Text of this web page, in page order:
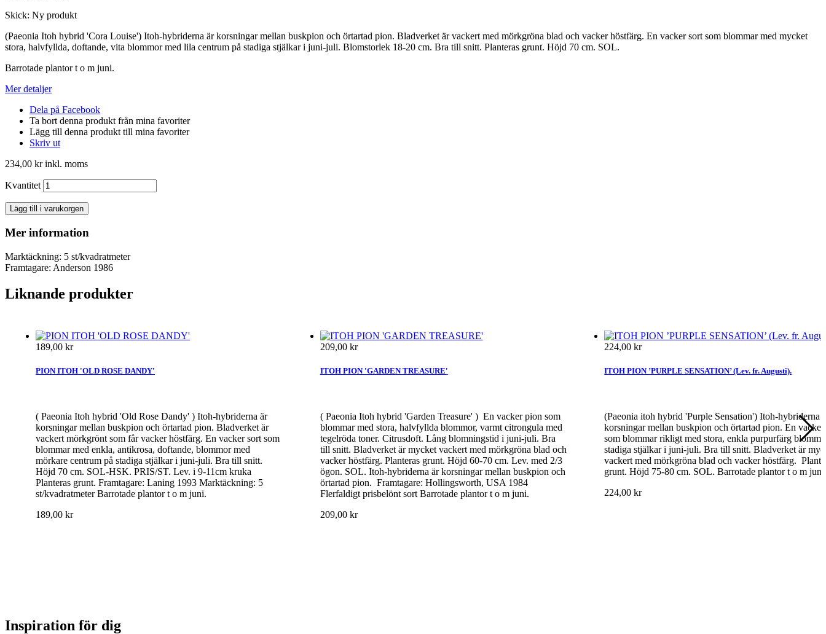
Skick: Ny produkt
(Paeonia Itoh hybrid 'Cora Louise') Itoh-hybriderna är korsningar mellan buskpion och örtartad pion. Bladverket är vackert med mörkgröna blad och vacker höstfärg. En vacker sort som blommar med mycket
stora, halvfyllda, doftande, vita blommor med lila centrum på stadiga stjälkar i juni-juli. Blomstorlek 18-20 cm. Bra till snitt. Planteras grunt. Höjd 70 cm. SOL.
Barrotade plantor t o m juni.
Mer detaljer
Dela på Facebook
Ta bort denna produkt från mina favoriter
Lägg till denna produkt till mina favoriter
Skriv ut
234,00 krinkl. moms
Kvantitet
Lägg till i varukorgen
Mer information
Marktäckning: 5 st/kvadratmeter
Framtagare: Anderson 1986
Liknande produkter
189,00 kr
PION ITOH 'OLD ROSE DANDY'
( Paeonia Itoh hybrid 'Old Rose Dandy' ) Itoh-hybriderna är
korsningar mellan buskpion och örtartad pion. Bladverket är
vackert mörkgrönt som får vacker höstfärg. En vacker sort som
blommar med enkla, antikrosa, doftande, blommor med
mörkare centrum på stadiga stjälkar i juni-juli. Bra till snitt.
Höjd 70 cm. SOL-HSK. PRIS/ST. Lev. i 9-11cm kruka
Planteras grunt. Framtagare: Laning 1993 Marktäckning: 5
st/kvadratmeter Barrotade plantor t o m juni.
189,00 kr
209,00 kr
ITOH PION 'GARDEN TREASURE'
( Paeonia Itoh hybrid 'Garden Treasure' ) En vacker pion som
blommar med stora, halvfyllda blommor, varmt citrongula med
tegelröda toner. Citrusdoft. Lång blomningstid i juni-juli. Bra
till snitt. Bladverket är mycket vackert med mörkgröna blad och
vacker höstfärg. Planteras grunt. Höjd 60-70 cm. Lev. med 2/3
ögon. SOL. Itoh-hybriderna är korsningar mellan buskpion och
örtartad pion. Framtagare: Hollingsworth, USA 1984
Flerfaldigt prisbelönt sort Barrotade plantor t o m juni.
209,00 kr
224,00 kr
ITOH PION ’PURPLE SENSATION’ (Lev. fr. Augusti).
(Paeonia itoh hybrid 'Purple Sensation') Itoh-hybriderna
korsningar mellan buskpion och örtartad pion. En vacker
som blommar rikligt med stora, enkla purpurfärg
stadiga stjälkar i juni-juli. Bra till snitt. Bladverket är
vackert med mörkgröna blad och vacker höstfärg.
grunt. Höjd 75-80 cm. SOL. Barrotade plantor t o m
224,00 kr
Inspiration för dig